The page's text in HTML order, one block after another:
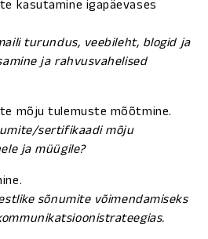
kasutamine igapäevases
turundus, veebileht, blogid ja
ja rahvusvahelised
mõju tulemuste mõõtmine.
sertifikaadi mõju
ja müügile?
sõnumite võimendamiseks